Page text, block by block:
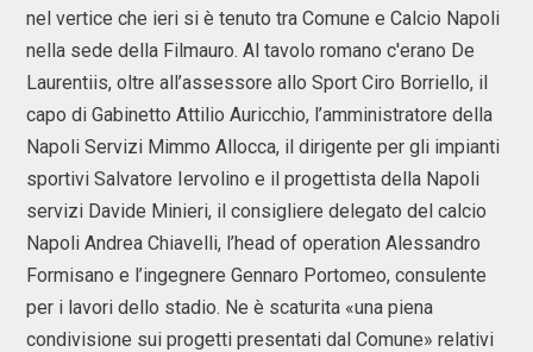
nel vertice che ieri si è tenuto tra Comune e Calcio Napoli
nella sede della Filmauro. Al tavolo romano c'erano De
Laurentiis, oltre all’assessore allo Sport Ciro Borriello, il
capo di Gabinetto Attilio Auricchio, l’amministratore della
Napoli Servizi Mimmo Allocca, il dirigente per gli impianti
sportivi Salvatore Iervolino e il progettista della Napoli
servizi Davide Minieri, il consigliere delegato del calcio
Napoli Andrea Chiavelli, l’head of operation Alessandro
Formisano e l’ingegnere Gennaro Portomeo, consulente
per i lavori dello stadio. Ne è scaturita «una piena
condivisione sui progetti presentati dal Comune» relativi